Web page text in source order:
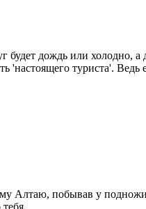
дождь или холодно,
'настоящего туриста'.
Алтаю, побывав у